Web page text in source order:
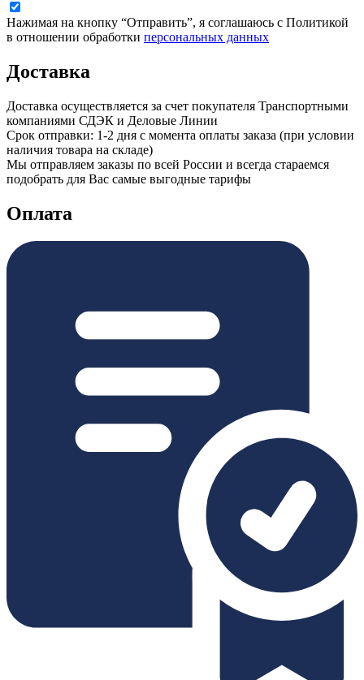
Нажимая на кнопку “Отправить”, я соглашаюсь с Политикой
в отношении обработки персональных данных
Доставка
Доставка осуществляется за счет покупателя Транспортными
компаниями СДЭК и Деловые Линии
Срок отправки: 1-2 дня с момента оплаты заказа (при условии
наличия товара на складе)
Мы отправляем заказы по всей России и всегда стараемся
подобрать для Вас самые выгодные тарифы
Оплата